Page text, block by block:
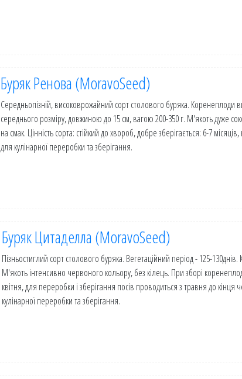
Буряк Ренова (MoravoSeed)
Середньопізній, високоврожайний сорт столового буряка.
середнього розміру, довжиною до 15 см, вагою 200-350 г. М'якоть дуже
на смак. Цінність сорта: стійкий до хвороб, добре зберігається: 6-7
для кулінарної переробки та зберігання.
Буряк Цитаделла (MoravoSeed)
Пізньостиглий сорт столового буряка. Вегетаційний період - 125-
М'якоть інтенсивно червоного кольору, без кілець. При зборі
квітня, для переробки і зберігання посів проводиться з травня до
кулінарної переробки та зберігання.